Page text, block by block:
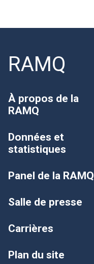
RAMQ
À propos de la
RAMQ
Données et
statistiques
Panel de la RAMQ
Salle de presse
Carrières
Plan du site